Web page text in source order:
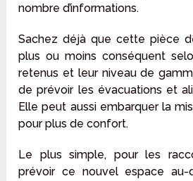
nombre d’informations.
Sachez déjà que cette pièce
plus ou moins conséquent
retenus et leur niveau de
de prévoir les évacuations et
Elle peut aussi embarquer la
pour plus de confort.
Le plus simple, pour les
prévoir ce nouvel espace au-